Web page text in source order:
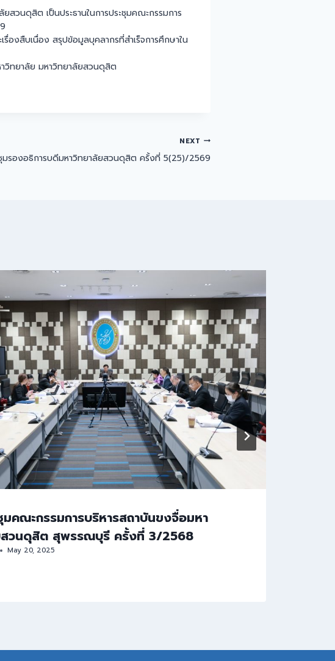
สวนดุสิต เป็นประธานในการประชุมคณะกรรมการ
องสืบเนื่อง สรุปข้อมูลบุคลากรที่สำเร็จการศึกษาใน
วิทยาลัย มหาวิทยาลัยสวนดุสิต
NEXT
มรองอธิการบดีมหาวิทยาลัยสวนดุสิต ครั้งที่ 5(25)/2569
มคณะกรรมการบริหารสถาบันขงจื่อมหา
วนดุสิต สุพรรณบุรี ครั้งที่ 3/2568
May 20, 2025